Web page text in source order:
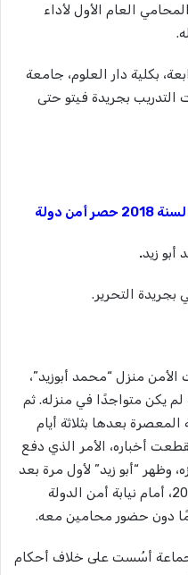
العام الأول لأداء
بكلية دار العلوم، جامعة
بجريدة فيتو حتى
أبو زيد.
التحرير.
منزل “محمد أبوزيد”،
2018، إلا أنه لم يكن متواجدًا في منزله. ثم
بعدها بثلاثة أيام
وبعدها انقطعت أخباره، الأمر الذي دفع
وظهر “أبو زيد” لأول مرة بعد
اختفائه في الـ 24 من يونيو 2018، أمام نيابة أمن الدولة
جماعة أسُست على خلاف أحكام